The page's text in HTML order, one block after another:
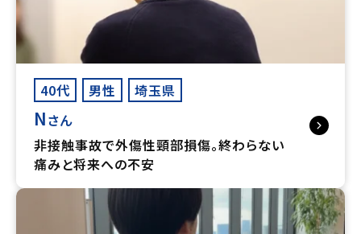
40代 男性 埼玉県
Nさん
非接触事故で外傷性頸部損傷。終わらない
痛みと将来への不安